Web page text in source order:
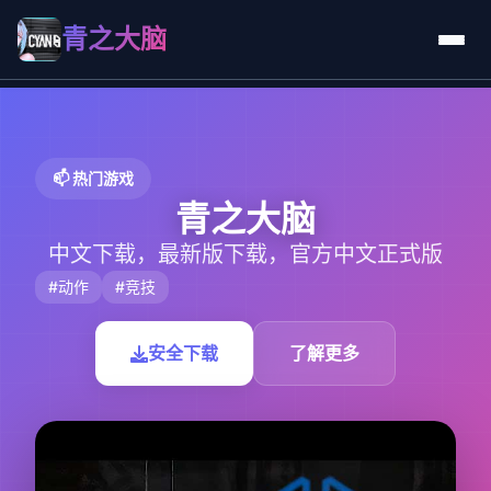
青之大脑
📫 热门游戏
青之大脑
中文下载，最新版下载，官方中文正式版
#动作 #竞技
安全下载 了解更多